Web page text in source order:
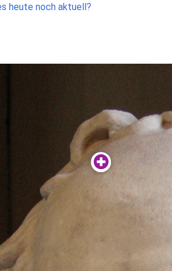
heute noch aktuell?